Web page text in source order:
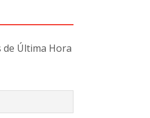
de Última Hora